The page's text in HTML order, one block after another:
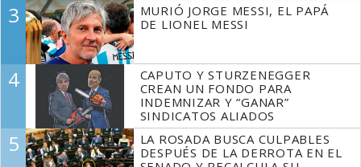
3
MURIÓ JORGE MESSI, EL PAPÁ
DE LIONEL MESSI
4
CAPUTO Y STURZENEGGER
CREAN UN FONDO PARA
INDEMNIZAR Y “GANAR”
SINDICATOS ALIADOS
5
LA ROSADA BUSCA CULPABLES
DESPUÉS DE LA DERROTA EN EL